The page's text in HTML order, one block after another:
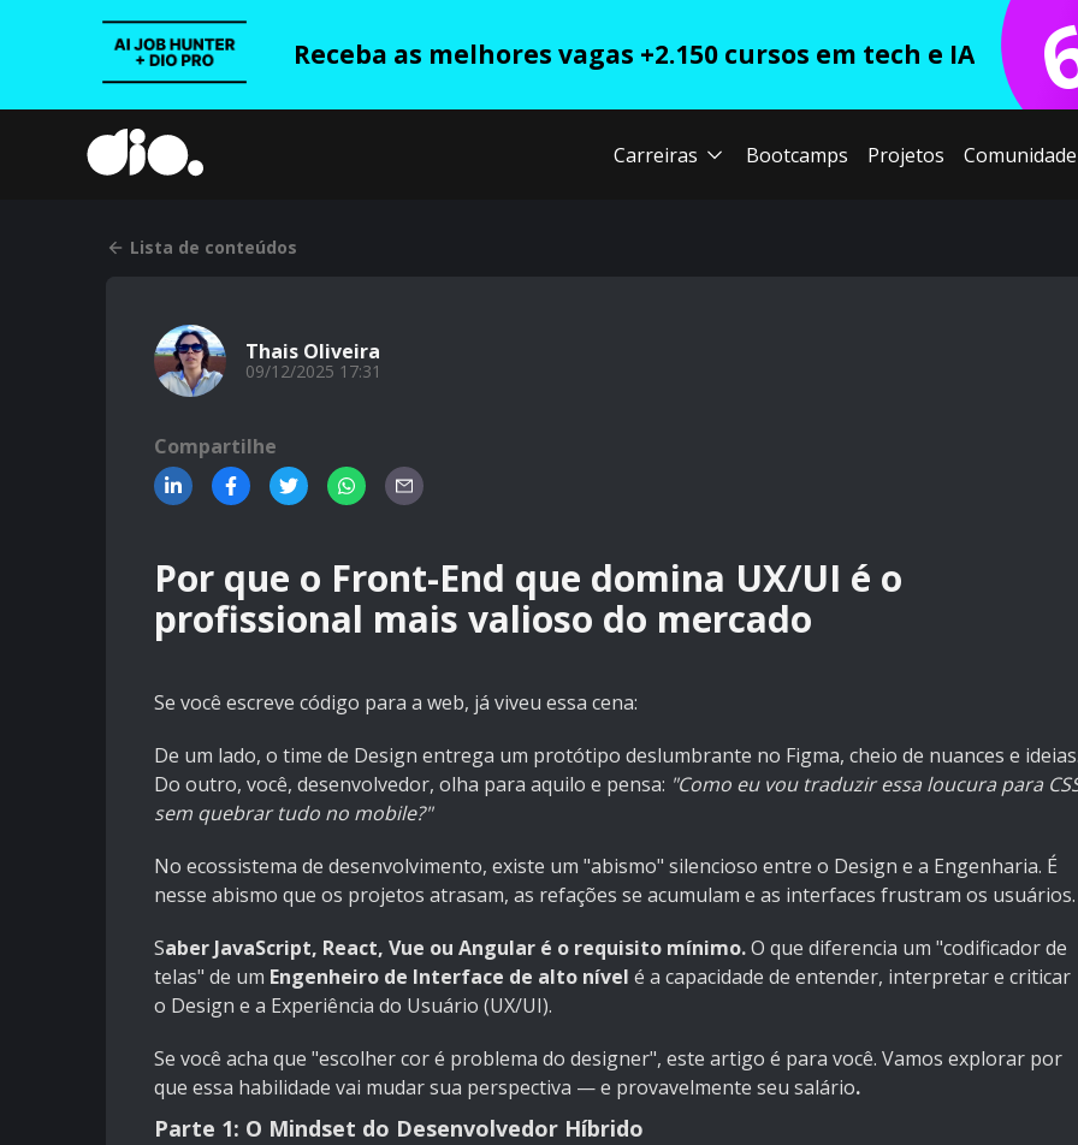
Receba as melhores vagas +2.150 cursos em tech e IA
Carreiras Bootcamps Projetos Comunidade
Lista de conteúdos
Thais Oliveira
09/12/2025 17:31
Compartilhe
Por que o Front-End que domina UX/UI é o
profissional mais valioso do mercado
Se você escreve código para a web, já viveu essa cena:
De um lado, o time de Design entrega um protótipo deslumbrante no Figma, cheio de nuances e
Do outro, você, desenvolvedor, olha para aquilo e pensa: "Como eu vou traduzir essa loucura para
sem quebrar tudo no mobile?"
No ecossistema de desenvolvimento, existe um "abismo" silencioso entre o Design e a Engenharia. É
nesse abismo que os projetos atrasam, as refações se acumulam e as interfaces frustram os usuários.
Saber JavaScript, React, Vue ou Angular é o requisito mínimo.O que diferencia um "codificador de
telas" de um Engenheiro de Interface de alto nível é a capacidade de entender, interpretar e criticar
o Design e a Experiência do Usuário (UX/UI).
Se você acha que "escolher cor é problema do designer", este artigo é para você. Vamos explorar por
que essa habilidade vai mudar sua perspectiva — e provavelmente seu salário.
Parte 1: O Mindset do Desenvolvedor Híbrido